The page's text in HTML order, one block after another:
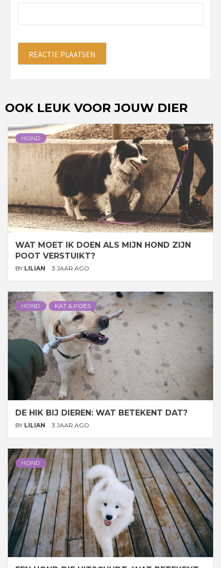
OOK LEUK VOOR JOUW DIER
HOND
WAT MOET IK DOEN ALS MIJN HOND ZIJN
POOT VERSTUIKT?
BY LILIAN 3 JAAR AGO
HOND KAT & POES
DE HIK BIJ DIEREN: WAT BETEKENT DAT?
BY LILIAN 3 JAAR AGO
HOND